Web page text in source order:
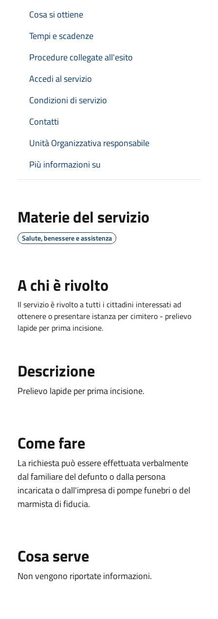
Cosa si ottiene
Tempi e scadenze
Procedure collegate all'esito
Accedi al servizio
Condizioni di servizio
Contatti
Unità Organizzativa responsabile
Più informazioni su
Materie del servizio
Salute, benessere e assistenza
A chi è rivolto
Il servizio è rivolto a tutti i cittadini interessati ad
ottenere o presentare istanza per cimitero - prelievo
lapide per prima incisione.
Descrizione
Prelievo lapide per prima incisione.
Come fare
La richiesta può essere effettuata verbalmente
dal familiare del defunto o dalla persona
incaricata o dall'impresa di pompe funebri o del
marmista di fiducia.
Cosa serve
Non vengono riportate informazioni.